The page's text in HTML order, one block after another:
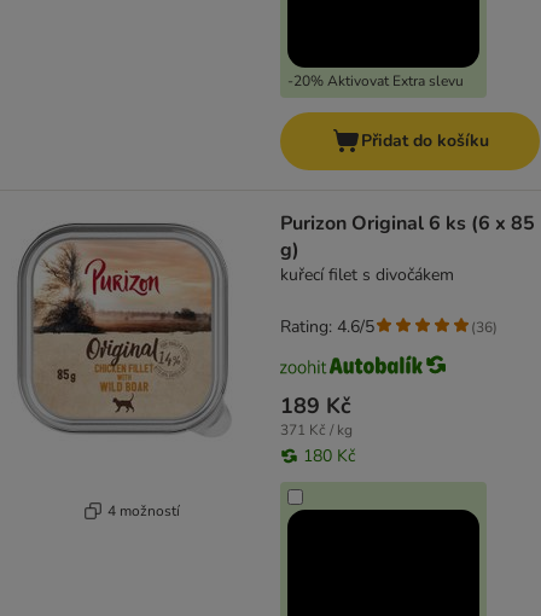
-20% Aktivovat Extra slevu
Přidat do košíku
4 možností
Purizon Original 6 ks (6 x 85
g)
kuřecí filet s divočákem
189 Kč
371 Kč / kg
180 Kč
Rating: 4.6/5 (36)